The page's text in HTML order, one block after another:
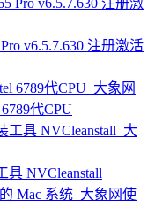
v6.5.7.630 注册激活
代CPU
NVCleanstall
使